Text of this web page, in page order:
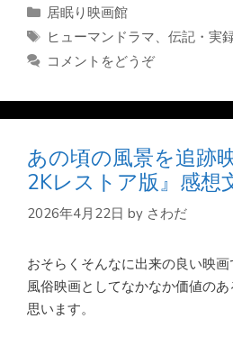
カ
テ
リ
居眠り映画館
タ
グ
ヒューマンドラマ、 伝記・実
コメントをどうぞ
あの頃の風景を追跡
2Kレストア版』感想
2026年4月22日 by さわだ
おそらくそんなに出来の良い映
風俗映画としてなかなか価値の
思います。